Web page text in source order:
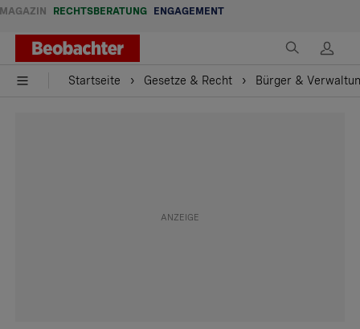
MAGAZIN RECHTSBERATUNG ENGAGEMENT
Startseite Gesetze & Recht Bürger &